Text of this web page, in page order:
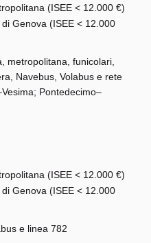
(ISEE < 12.000 €)
Genova (ISEE < 12.000
metropolitana, funicolari,
Navebus, Volabus e rete
Pontedecimo–
(ISEE < 12.000 €)
Genova (ISEE < 12.000
e linea 782